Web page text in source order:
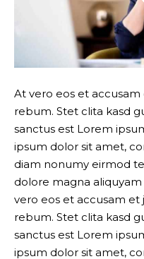
At vero eos et
rebum. Stet clita kasd
sanctus est Lorem
ipsum dolor sit amet,
diam nonumy eirmod
dolore magna
vero eos et accusam
rebum. Stet clita kasd
sanctus est Lorem
ipsum dolor sit amet,